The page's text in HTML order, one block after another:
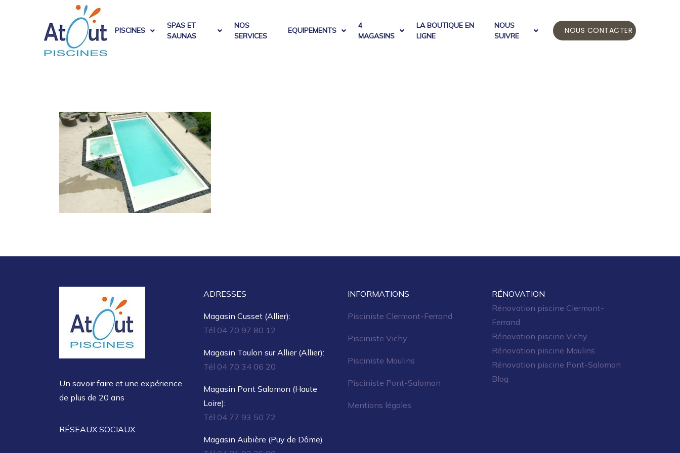
PISCINES
SPAS ET
SAUNAS
NOS
SERVICES
EQUIPEMENTS
4
MAGASINS
LA BOUTIQUE EN
LIGNE
NOUS
SUIVRE
NOUS CONTACTER
Un savoir faire et une expérience
de plus de 20 ans
RÉSEAUX SOCIAUX
ADRESSES
Magasin Cusset (Allier):
Tél 04 70 97 80 12
Magasin Toulon sur Allier (Allier):
Tél 04 70 34 06 20
Magasin Pont Salomon (Haute
Loire):
Tél 04 77 93 50 72
Magasin Aubière (Puy de Dôme)
INFORMATIONS
Pisciniste Clermont-Ferrand
Pisciniste Vichy
Pisciniste Moulins
Pisciniste Pont-Salomon
Mentions légales
RÉNOVATION
Rénovation piscine Clermont-
Ferrand
Rénovation piscine Vichy
Rénovation piscine Moulins
Rénovation piscine Pont-Salomon
Blog